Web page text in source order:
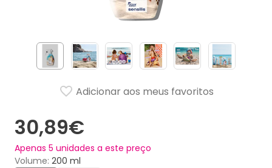
30,89€
Apenas 5 unidades a este preço
Volume
200 ml
Adicionar aos meus favoritos